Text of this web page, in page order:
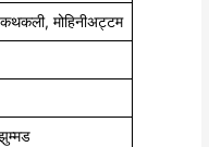
मोहिनीअट्टम